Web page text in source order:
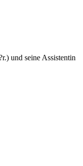
und seine Assistentin